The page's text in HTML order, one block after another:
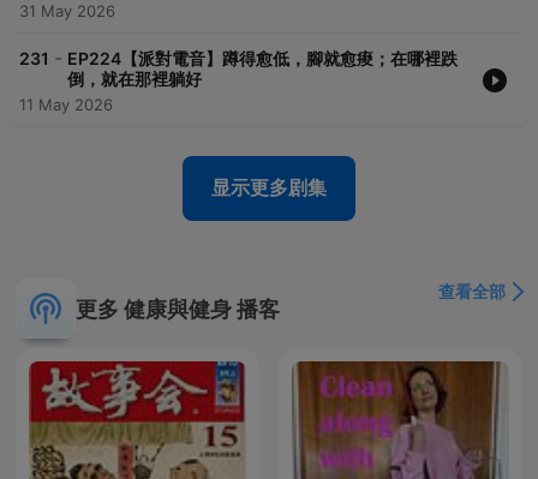
31 May 2026
231 - EP224【派對電音】蹲得愈低，腳就愈痠；在哪裡跌
倒，就在那裡躺好
11 May 2026
显示更多剧集
更多 健康與健身 播客
查看全部